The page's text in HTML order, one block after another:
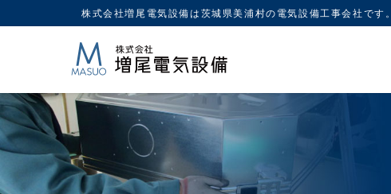
ン
に
移
動
ビ
ョ
ン
に
動
株式会社増尾電気設備は茨城県美浦村の電気設備工事会社です。